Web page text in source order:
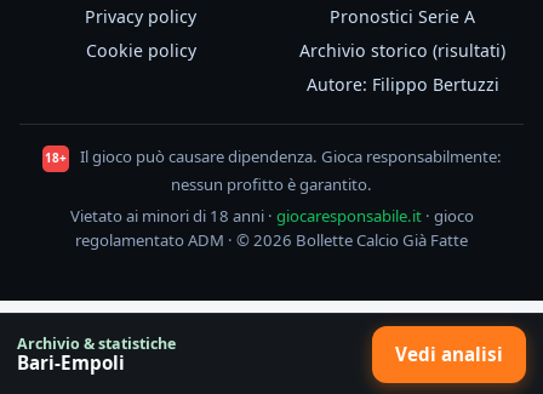
Privacy policy
Cookie policy
Pronostici Serie A
Archivio storico (risultati)
Autore: Filippo Bertuzzi
18+
Il gioco può causare dipendenza. Gioca responsabilmente:
nessun profitto è garantito.
Vietato ai minori di 18 anni · giocaresponsabile.it· gioco
regolamentato ADM · © 2026 Bollette Calcio Già Fatte
Archivio & statistiche
Bari-Empoli Vedi analisi